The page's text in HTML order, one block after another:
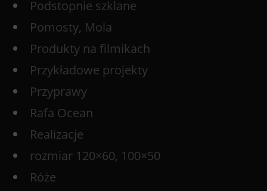
Podstopnie szklane
Pomosty, Mola
Produkty na filmikach
Przykładowe projekty
Przyprawy
Rafa Ocean
Realizacje
rozmiar 120×60, 100×50
Róże